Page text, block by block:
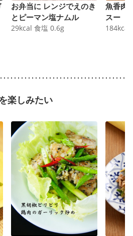
お弁当に レンジでえのき
とピーマン塩ナムル
29kcal 食塩 0.6g
魚香肉
スー
184kcal
楽しみたい